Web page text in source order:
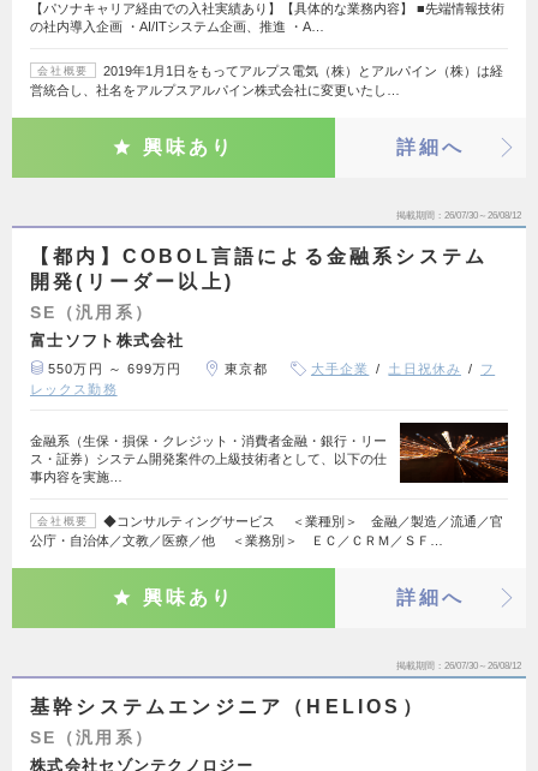
【パソナキャリア経由での入社実績あり】【具体的な業務内容】 ■先端情報技術
の社内導入企画 ・AI/ITシステム企画、推進 ・A…
会社概要
2019年1月1日をもってアルプス電気（株）とアルパイン（株）は経
営統合し、社名をアルプスアルパイン株式会社に変更いたし…
興味あり 詳細へ
掲載期間 26/07/30～26/08/12
【都内】COBOL言語による金融系システム
開発(リーダー以上)
SE（汎用系）
富士ソフト株式会社
550万円 ～ 699万円 東京都 大手企業 土日祝休み
フ
レックス勤務
金融系（生保・損保・クレジット・消費者金融・銀行・リー
ス・証券）システム開発案件の上級技術者として、以下の仕
事内容を実施…
会社概要
◆コンサルティングサービス ＜業種別＞ 金融／製造／流通／官
公庁・自治体／文教／医療／他 ＜業務別＞ ＥＣ／ＣＲＭ／ＳＦ…
興味あり 詳細へ
掲載期間 26/07/30～26/08/12
基幹システムエンジニア（HELIOS）
SE（汎用系）
株式会社セゾンテクノロジー